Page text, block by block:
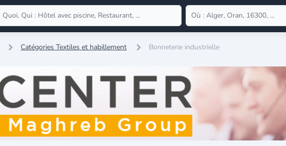
Catégories Textiles et habillement Bonneterie industrielle